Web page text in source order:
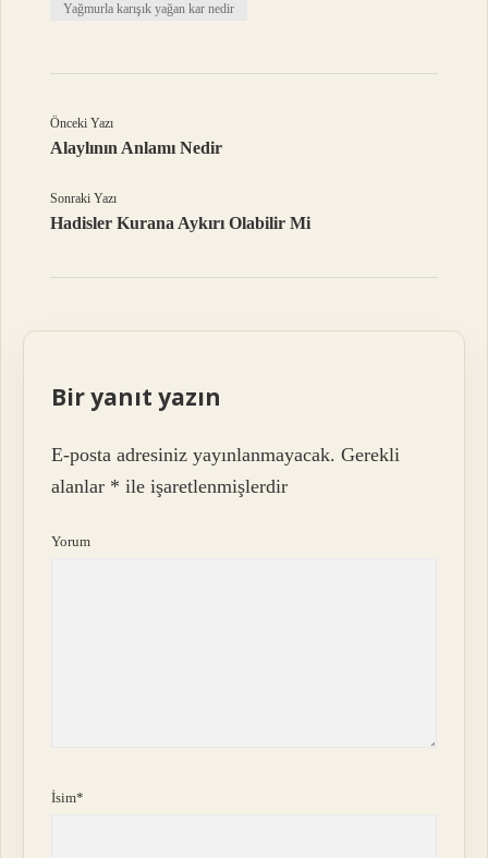
Yağmurla karışık yağan kar nedir
Önceki Yazı
Alaylının Anlamı Nedir
Sonraki Yazı
Hadisler Kurana Aykırı Olabilir Mi
Bir yanıt yazın
E-posta adresiniz yayınlanmayacak. Gerekli
alanlar * ile işaretlenmişlerdir
Yorum
İsim*